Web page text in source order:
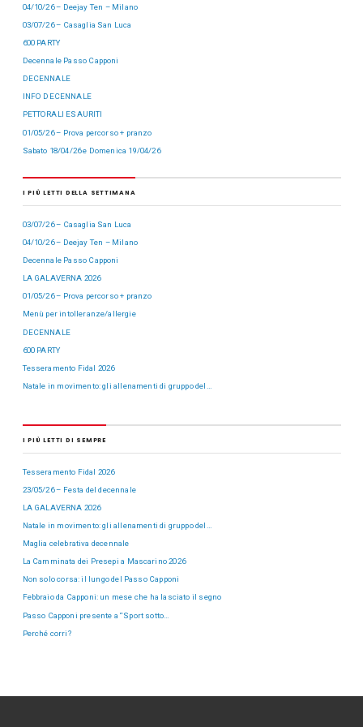
04/10/26 – Deejay Ten – Milano
03/07/26 – Casaglia San Luca
600 PARTY
Decennale Passo Capponi
DECENNALE
INFO DECENNALE
PETTORALI ESAURITI
01/05/26 – Prova percorso + pranzo
Sabato 18/04/26 e Domenica 19/04/26
I PIÙ LETTI DELLA SETTIMANA
03/07/26 – Casaglia San Luca
04/10/26 – Deejay Ten – Milano
Decennale Passo Capponi
LA GALAVERNA 2026
01/05/26 – Prova percorso + pranzo
Menù per intolleranze/allergie
DECENNALE
600 PARTY
Tesseramento Fidal 2026
Natale in movimento: gli allenamenti di gruppo del…
I PIÙ LETTI DI SEMPRE
Tesseramento Fidal 2026
23/05/26 – Festa del decennale
LA GALAVERNA 2026
Natale in movimento: gli allenamenti di gruppo del…
Maglia celebrativa decennale
La Camminata dei Presepi a Mascarino 2026
Non solo corsa: il lungo del Passo Capponi
Febbraio da Capponi: un mese che ha lasciato il segno
Passo Capponi presente a “Sport sotto…
Perché corri?